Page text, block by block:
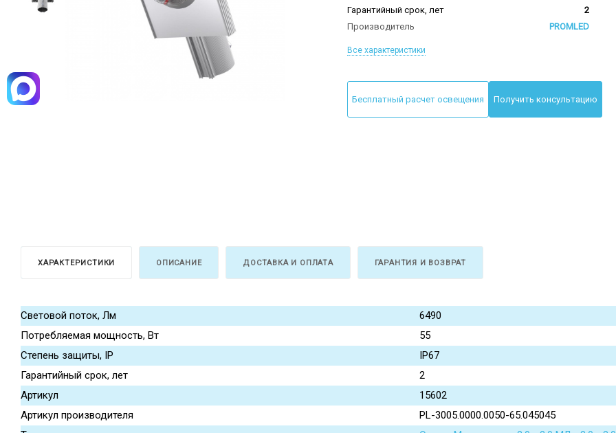
Гарантийный срок, лет
2
Производитель
PROMLED
Все характеристики
Бесплатный расчет освещения Получить консультацию
ХАРАКТЕРИСТИКИ ОПИСАНИЕ ДОСТАВКА И ОПЛАТА ГАРАНТИЯ И ВОЗВРАТ
Световой поток, Лм
6490
Потребляемая мощность, Вт
55
Степень защиты, IP
IP67
Гарантийный срок, лет
2
Артикул
15602
Артикул производителя
PL-3005.0000.0050-65.045045